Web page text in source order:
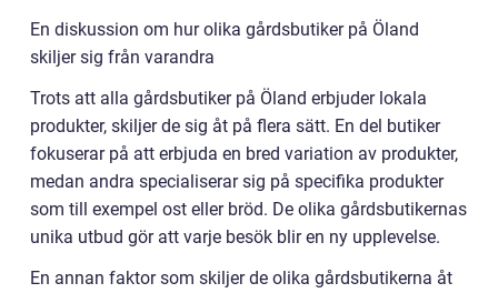
En diskussion om hur olika gårdsbutiker på Öland
skiljer sig från varandra
Trots att alla gårdsbutiker på Öland erbjuder lokala
produkter, skiljer de sig åt på flera sätt. En del butiker
fokuserar på att erbjuda en bred variation av produkter,
medan andra specialiserar sig på specifika produkter
som till exempel ost eller bröd. De olika gårdsbutikernas
unika utbud gör att varje besök blir en ny upplevelse.
En annan faktor som skiljer de olika gårdsbutikerna åt